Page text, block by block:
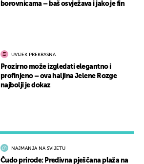
NAJMANJA NA SVIJETU
Čudo prirode: Predivna pješčana plaža na
borovnicama – baš osvježava i jako je fin
UVIJEK PREKRASNA
Prozirno može izgledati elegantno i
profinjeno – ova haljina Jelene Rozge
najbolji je dokaz